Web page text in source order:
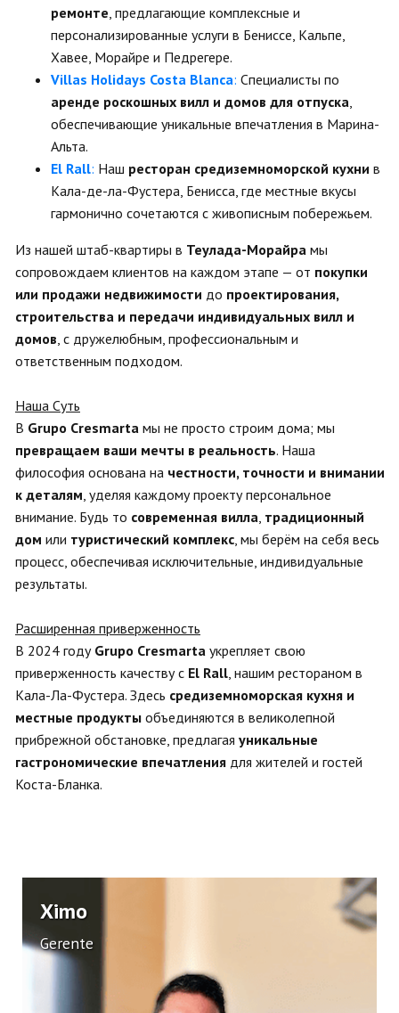
ремонте , предлагающие комплексные и
персонализированные услуги в Бениссе, Кальпе,
Хавее, Морайре и Педрегере.
Villas Holidays Costa Blanca: Специалисты по
аренде роскошных вилл и домов для отпуска
обеспечивающие уникальные впечатления в Марина-
Альта.
El Rall: Наш ресторан средиземноморской кухни в
Кала-де-ла-Фустера, Бенисса, где местные вкусы
гармонично сочетаются с живописным побережьем.
Из нашей штаб-квартиры в Теулада-Морайра мы
сопровождаем клиентов на каждом этапе — от покупки
или продажи недвижимости до проектирования,
строительства и передачи индивидуальных вилл и
домов , с дружелюбным, профессиональным и
ответственным подходом.
Наша Суть
В Grupo Cresmarta мы не просто строим дома; мы
превращаем ваши мечты в реальность. Наша
философия основана на честности, точности и внимании
к деталям , уделяя каждому проекту персональное
внимание. Будь то современная вилла традиционный
дом или туристический комплекс , мы берём на себя весь
процесс, обеспечивая исключительные, индивидуальные
результаты.
Расширенная приверженность
В 2024 году Grupo Cresmarta укрепляет свою
приверженность качеству с El Rall , нашим рестораном в
Кала-Ла-Фустера. Здесь средиземноморская кухня и
местные продукты объединяются в великолепной
прибрежной обстановке, предлагая уникальные
гастрономические впечатления для жителей и гостей
Коста-Бланка.
Ximo
Gerente